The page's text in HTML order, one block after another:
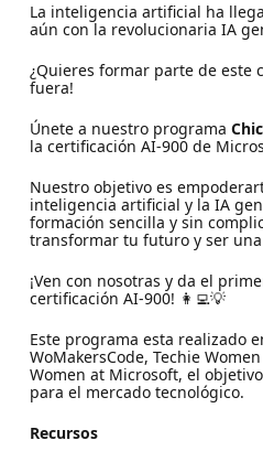
La inteligencia artificial ha
aún con la revolucionaria IA
¿Quieres formar parte de este
fuera!
Únete a nuestro programa
la certificación AI-900 de
Nuestro objetivo es
inteligencia artificial y la IA
formación sencilla y sin
transformar tu futuro y ser
¡Ven con nosotras y da el
certificación AI-900! 👩‍💻💡
Este programa esta realizado
WoMakersCode, Techie
Women at Microsoft, el
para el mercado tecnológico.
Recursos